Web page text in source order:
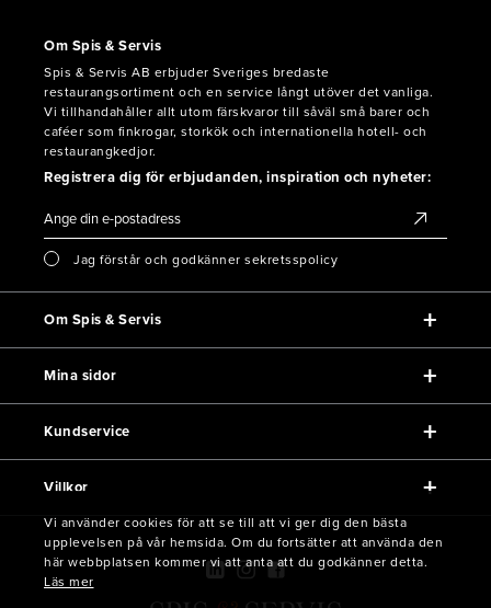
Om Spis & Servis
Spis & Servis AB erbjuder Sveriges bredaste
restaurangsortiment och en service långt utöver det vanliga.
Vi tillhandahåller allt utom färskvaror till såväl små barer och
caféer som finkrogar, storkök och internationella hotell- och
restaurangkedjor.
Registrera dig för erbjudanden, inspiration och nyheter:
Jag förstår och godkänner sekretsspolicy
Om Spis & Servis
Mina sidor
Kundservice
Villkor
Vi använder cookies för att se till att vi ger dig den bästa
upplevelsen på vår hemsida. Om du fortsätter att använda den
här webbplatsen kommer vi att anta att du godkänner detta.
Läs mer